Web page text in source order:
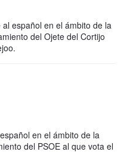
español en el ámbito de la
del Ojete del Cortijo
en el ámbito de la
del PSOE al que vota el